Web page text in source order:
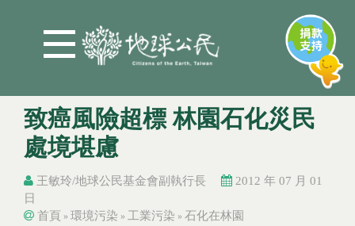
致癌風險超標 林園石化災民
處境堪慮
王敏玲/地球公民基金會副執行長
2012 年 07 月 01
日
首頁 » 環境污染 » 工業污染 » 石化在林園